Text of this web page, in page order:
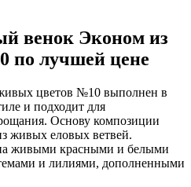
венок Эконом из
по лучшей цене
цветов №10 выполнен в
и подходит для
Основу композиции
живых еловых ветвей.
живыми красными и белыми
и лилиями, дополненными